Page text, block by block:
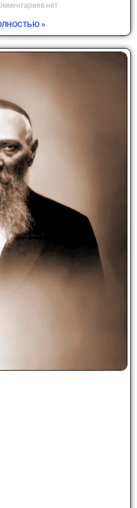
нет
»